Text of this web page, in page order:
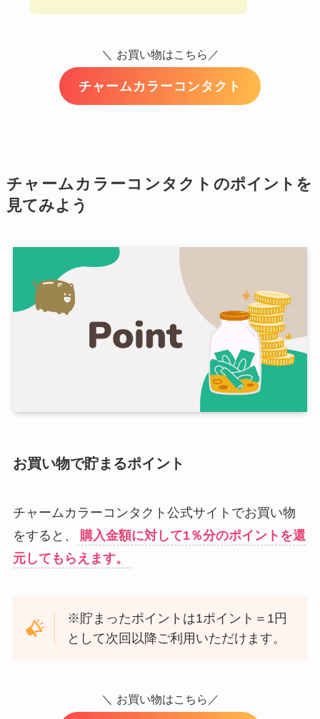
＼ お買い物はこちら／
チャームカラーコンタクト
チャームカラーコンタクト のポイントを
見てみよう
お買い物で貯まるポイント
チャームカラーコンタクト公式サイトでお買い物
をすると、
購入金額に対して1％分のポイントを還
元してもらえます。
※貯まったポイントは1ポイント＝1円
として次回以降ご利用いただけます。
＼ お買い物はこちら／